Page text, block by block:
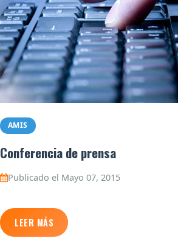
AMIS
Conferencia de prensa
Publicado el Mayo 07, 2015
LEER MÁS